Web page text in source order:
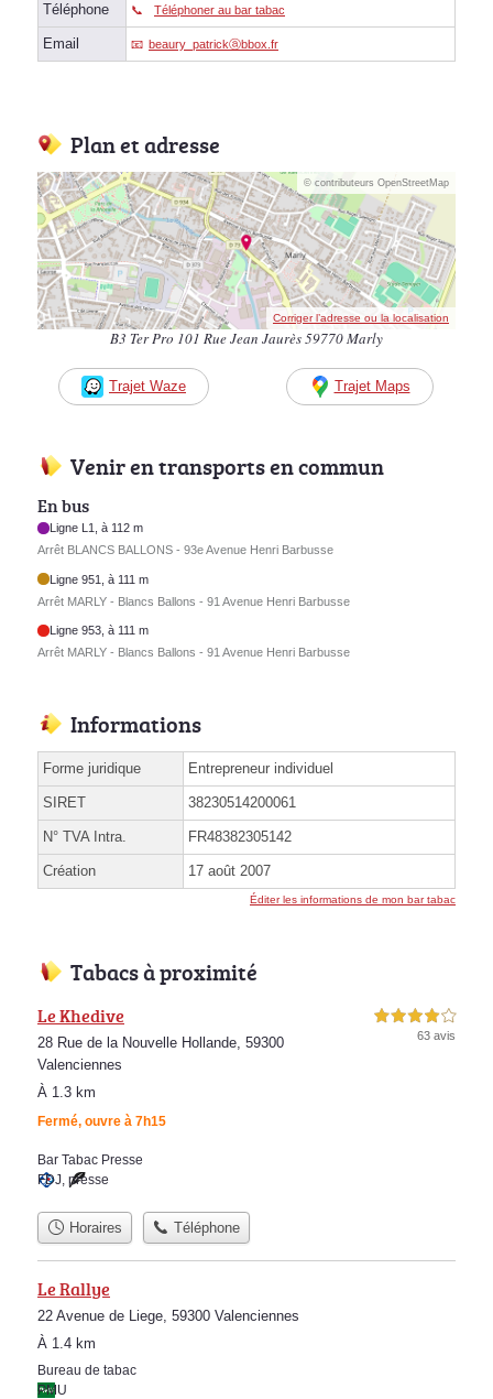
Téléphone Téléphoner au bar tabac
Email beaury_patrickⓐbbox.fr
Plan et adresse
© contributeurs OpenStreetMap
Corriger l’adresse ou la localisation
B3 Ter Pro 101 Rue Jean Jaurès 59770 Marly
Trajet Waze Trajet Maps
Venir en transports en commun
En bus
Ligne L1, à 112 m
Arrêt BLANCS BALLONS - 93e Avenue Henri Barbusse
Ligne 951, à 111 m
Arrêt MARLY - Blancs Ballons - 91 Avenue Henri Barbusse
Ligne 953, à 111 m
Arrêt MARLY - Blancs Ballons - 91 Avenue Henri Barbusse
Informations
Forme juridique Entrepreneur individuel
SIRET 38230514200061
N° TVA Intra. FR48382305142
Création 17 août 2007
Éditer les informations de mon bar tabac
Tabacs à proximité
Le Khedive
28 Rue de la Nouvelle Hollande, 59300
Valenciennes
À 1.3 km
Fermé, ouvre à 7h15
4,0 étoiles sur 5
63 avis
Bar Tabac Presse
FDJ, presse
Horaires Téléphone
Le Rallye
22 Avenue de Liege, 59300 Valenciennes
À 1.4 km
Bureau de tabac
PMU